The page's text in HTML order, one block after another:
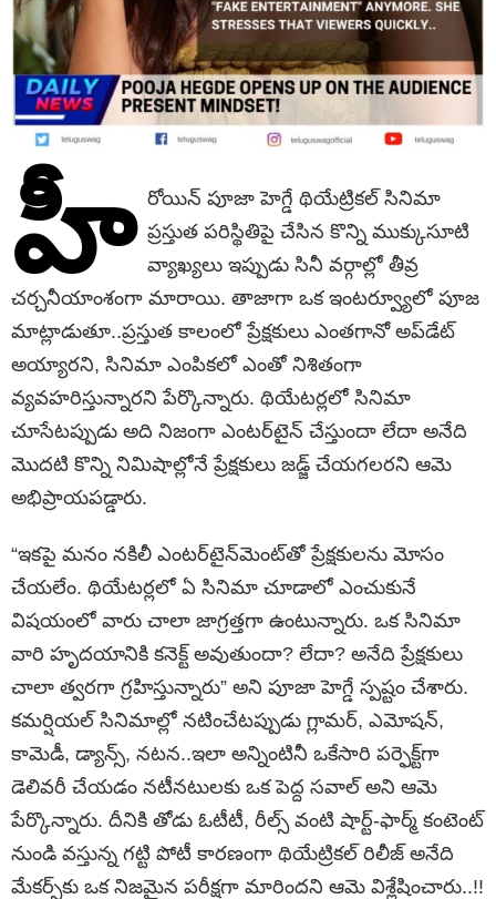
హీ రోయిన్ పూజా హెగ్డే థియేట్రికల్ సినిమా
ప్రస్తుత పరిస్థితిపై చేసిన కొన్ని ముక్కుసూటి
వ్యాఖ్యలు ఇప్పుడు సినీ వర్గాల్లో తీవ్ర
చర్చనీయాంశంగా మారాయి. తాజాగా ఒక ఇంటర్వ్యూలో పూజ
మాట్లాడుతూ..ప్రస్తుత కాలంలో ప్రేక్షకులు ఎంతగానో అప్‌డేట్
అయ్యారని, సినిమా ఎంపికలో ఎంతో నిశితంగా
వ్యవహరిస్తున్నారని పేర్కొన్నారు. థియేటర్లలో సినిమా
చూసేటప్పుడు అది నిజంగా ఎంటర్‌టైన్ చేస్తుందా లేదా అనేది
మొదటి కొన్ని నిమిషాల్లోనే ప్రేక్షకులు జడ్జ్ చేయగలరని ఆమె
అభిప్రాయపడ్డారు.
“ఇకపై మనం నకిలీ ఎంటర్‌టైన్‌మెంట్‌తో ప్రేక్షకులను మోసం
చేయలేం. థియేటర్లలో ఏ సినిమా చూడాలో ఎంచుకునే
విషయంలో వారు చాలా జాగ్రత్తగా ఉంటున్నారు. ఒక సినిమా
వారి హృదయానికి కనెక్ట్ అవుతుందా? లేదా? అనేది ప్రేక్షకులు
చాలా త్వరగా గ్రహిస్తున్నారు” అని పూజా హెగ్డే స్పష్టం చేశారు.
కమర్షియల్ సినిమాల్లో నటించేటప్పుడు గ్లామర్, ఎమోషన్,
కామెడీ, డ్యాన్స్, నటన..ఇలా అన్నింటినీ ఒకేసారి పర్ఫెక్ట్‌గా
డెలివరీ చేయడం నటీనటులకు ఒక పెద్ద సవాల్ అని ఆమె
పేర్కొన్నారు. దీనికి తోడు ఓటీటీ, రీల్స్ వంటి షార్ట్-ఫార్మ్ కంటెంట్
నుండి వస్తున్న గట్టి పోటీ కారణంగా థియేట్రికల్ రిలీజ్ అనేది
మేకర్స్‌కు ఒక నిజమైన పరీక్షగా మారిందని ఆమె విశ్లేషించారు..!!